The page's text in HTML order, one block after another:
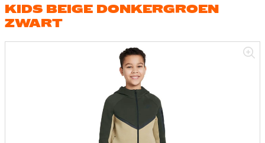
KIDS BEIGE DONKERGROEN
ZWART